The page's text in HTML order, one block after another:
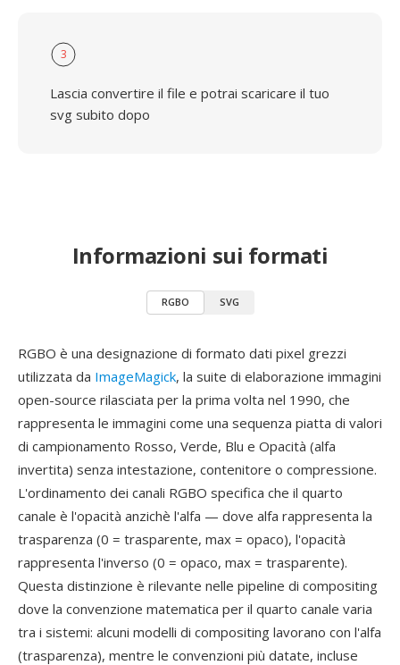
3
Lascia convertire il file e potrai scaricare il tuo
svg subito dopo
Informazioni sui formati
RGBO SVG
RGBO è una designazione di formato dati pixel grezzi
utilizzata da ImageMagick, la suite di elaborazione immagini
open-source rilasciata per la prima volta nel 1990, che
rappresenta le immagini come una sequenza piatta di valori
di campionamento Rosso, Verde, Blu e Opacità (alfa
invertita) senza intestazione, contenitore o compressione.
L'ordinamento dei canali RGBO specifica che il quarto
canale è l'opacità anzichè l'alfa — dove alfa rappresenta la
trasparenza (0 = trasparente, max = opaco), l'opacità
rappresenta l'inverso (0 = opaco, max = trasparente).
Questa distinzione è rilevante nelle pipeline di compositing
dove la convenzione matematica per il quarto canale varia
tra i sistemi: alcuni modelli di compositing lavorano con l'alfa
(trasparenza), mentre le convenzioni più datate, incluse